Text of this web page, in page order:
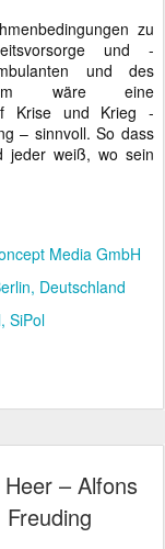
zu
und -
und des
wäre eine
Krise und Krieg -
– sinnvoll. So dass
jeder weiß, wo sein
Media GmbH
Deutschland
SiPol
– Alfons